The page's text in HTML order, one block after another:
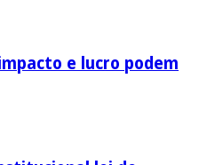
e lucro podem